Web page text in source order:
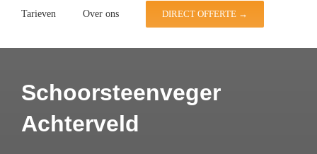
Tarieven Over ons DIRECT OFFERTE →
Schoorsteenveger
Achterveld